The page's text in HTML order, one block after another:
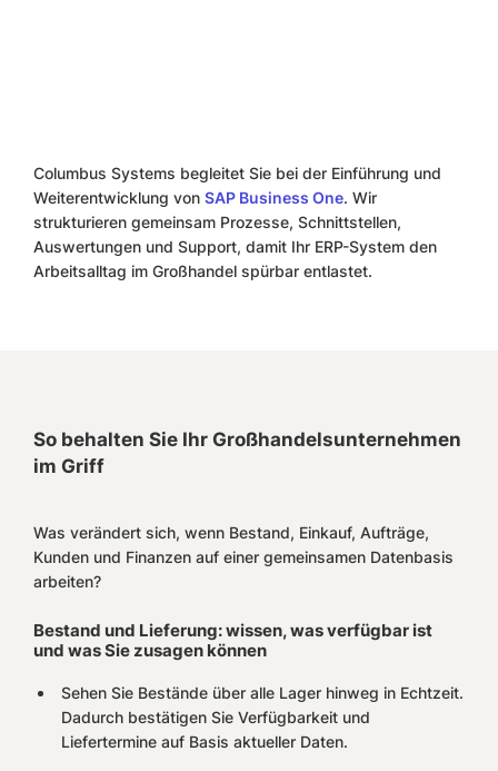
Columbus Systems begleitet Sie bei der Einführung und
Weiterentwicklung von SAP Business One. Wir
strukturieren gemeinsam Prozesse, Schnittstellen,
Auswertungen und Support, damit Ihr ERP-System den
Arbeitsalltag im Großhandel spürbar entlastet.
So behalten Sie Ihr Großhandelsunternehmen
im Griff
Was verändert sich, wenn Bestand, Einkauf, Aufträge,
Kunden und Finanzen auf einer gemeinsamen Datenbasis
arbeiten?
Bestand und Lieferung: wissen, was verfügbar ist
und was Sie zusagen können
Sehen Sie Bestände über alle Lager hinweg in Echtzeit.
Dadurch bestätigen Sie Verfügbarkeit und
Liefertermine auf Basis aktueller Daten.